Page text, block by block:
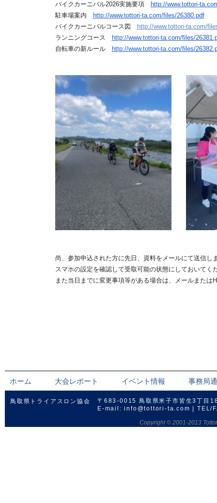
バイクカーニバル2026実施要項
http://www.tottori-
駐車場案内
http://www.tottori-ta.com/files/26380.pdf
バイクカーニバルコース図
http://www.tottori-ta.com/
ランニングコース
http://www.tottori-ta.com/files/
自転車の新ルール
http://www.tottori-ta.com/files/
尚、参加申込された方に先日、資料をメールにて送信し
スマホの設定を確認して受取可能の状態にしておいてく
また当日までに変更事項等がある場合は、メールまた
ホーム 大会レポート イベント情報 事務局
鳥取県トライアスロン協会
〒683-0015 鳥取県米子市皆生3丁目
E-mail: info@tottori-ta.com | TEL/
Copyright © 2001-2013